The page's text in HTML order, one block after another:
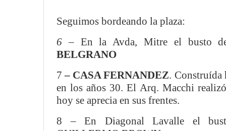
Seguimos bordeando la plaza:
6 –En la Avda, Mitre el busto
BELGRANO
7– CASA FERNANDEZ. Construída
en los años 30. El Arq. Macchi
hoy se aprecia en sus frentes.
8 – En Diagonal Lavalle el